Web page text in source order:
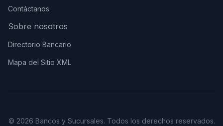
Contáctanos
Sobre nosotros
Directorio Bancario
Mapa del Sitio XML
© 2026 Bancos y Sucursales. Todos los derechos reservados.